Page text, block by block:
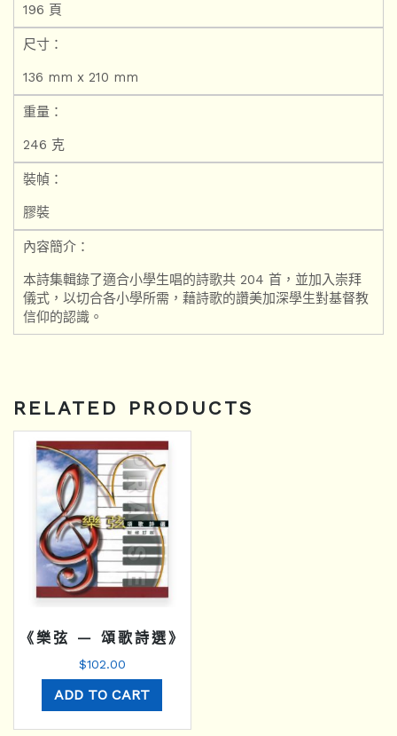
196 頁
尺寸：
136 mm x 210 mm
重量：
246 克
裝幀：
膠裝
內容簡介：
本詩集輯錄了適合小學生唱的詩歌共 204 首，並加入崇拜
儀式，以切合各小學所需，藉詩歌的讚美加深學生對基督教
信仰的認識。
RELATED PRODUCTS
《樂弦 — 頌歌詩選》
$102.00
ADD TO CART